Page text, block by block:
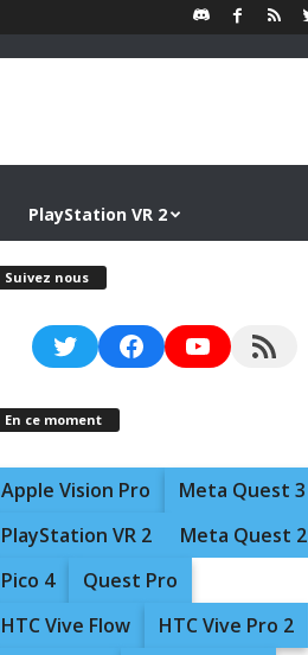
PlayStation VR 2
Suivez nous
TwitterFacebookYouTubeRSS Feed
En ce moment
Apple Vision Pro
Meta Quest 3
PlayStation VR 2
Meta Quest 2
Pico 4
Quest Pro
HTC Vive Flow
HTC Vive Pro 2